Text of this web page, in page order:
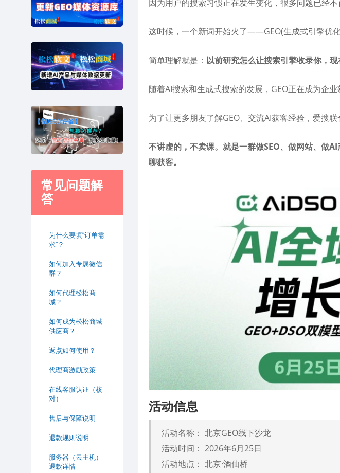
常见问题解
答
为什么要填“订单需
求”？
如何加入专属微信
群？
如何代理松松商
城？
如何成为松松商城
供应商？
返点如何使用？
代理商激励政策
在线客服认证（核
对）
售后与保障说明
退款规则说明
服务器（云主机）
退款详情
因为用户的搜索习惯正在发生变化，很多问题已经不
这时候，一个新词开始火了——GEO(生成式引擎优化)
简单理解就是： 以前研究怎么让搜索引擎收录你，现
随着AI搜索和生成式搜索的发展，GEO正在成为企业
为了让更多朋友了解GEO、交流AI获客经验，爱搜
不讲虚的，不卖课。就是一群做SEO、做网站、做
聊获客。
活动信息
活动名称： 北京GEO线下沙龙
活动时间： 2026年6月25日
活动地点： 北京·酒仙桥